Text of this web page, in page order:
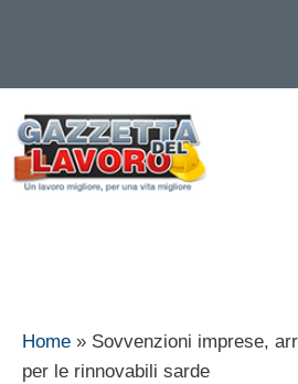
contenuto
Home » Sovvenzioni imprese,
per le rinnovabili sarde